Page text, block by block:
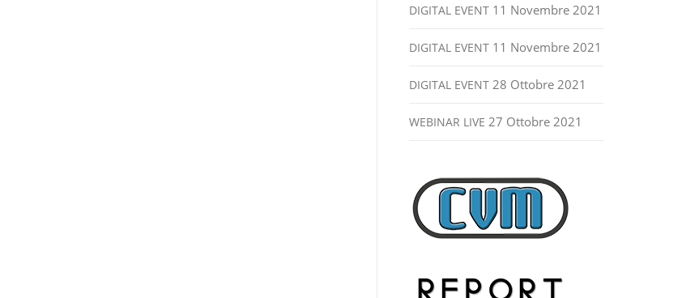
DIGITAL EVENT 11 Novembre 2021
DIGITAL EVENT 11 Novembre 2021
DIGITAL EVENT 28 Ottobre 2021
WEBINAR LIVE 27 Ottobre 2021